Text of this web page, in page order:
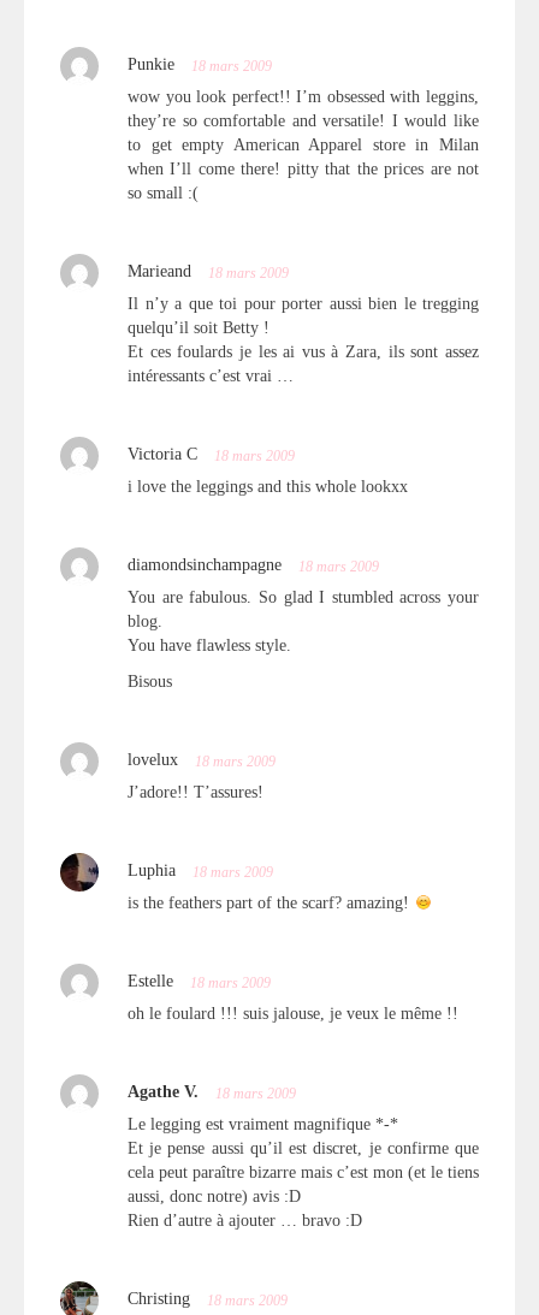
Punkie 18 mars 2009
wow you look perfect!! I’m obsessed with leggins,
they’re so comfortable and versatile! I would like
to get empty American Apparel store in Milan
when I’ll come there! pitty that the prices are not
so small :(
Marieand 18 mars 2009
Il n’y a que toi pour porter aussi bien le tregging
quelqu’il soit Betty !
Et ces foulards je les ai vus à Zara, ils sont assez
intéressants c’est vrai …
Victoria C 18 mars 2009
i love the leggings and this whole lookxx
diamondsinchampagne 18 mars 2009
You are fabulous. So glad I stumbled across your
blog.
You have flawless style.
Bisous
lovelux 18 mars 2009
J’adore!! T’assures!
Luphia 18 mars 2009
is the feathers part of the scarf? amazing!
Estelle 18 mars 2009
oh le foulard !!! suis jalouse, je veux le même !!
Agathe V. 18 mars 2009
Le legging est vraiment magnifique *-*
Et je pense aussi qu’il est discret, je confirme que
cela peut paraître bizarre mais c’est mon (et le tiens
aussi, donc notre) avis :D
Rien d’autre à ajouter … bravo :D
Christing 18 mars 2009